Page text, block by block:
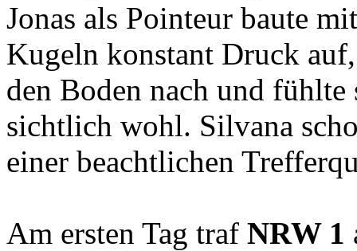
Jonas als Pointeur baute
Kugeln konstant Druck
den Boden nach und
sichtlich wohl. Silvana
einer beachtlichen
Am ersten Tag traf NRW 1